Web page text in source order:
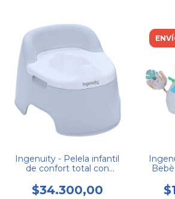
Ingenuity - Pelela infantil
de confort total con
$34.300,00